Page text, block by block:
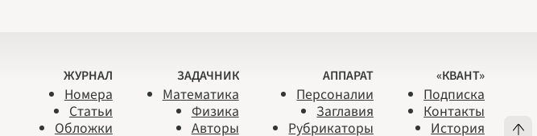
ЖУРНАЛ
Номера
Статьи
Обложки
ЗАДАЧНИК
Математика
Физика
Авторы
АППАРАТ
Персоналии
Заглавия
Рубрикаторы
«КВАНТ»
Подписка
Контакты
История